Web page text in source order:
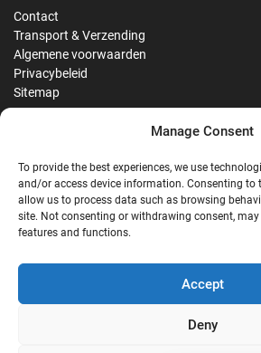
Manage Consent
To provide the best experiences, we use
and/or access device information. Consenting to
allow us to process data such as browsing
site. Not consenting or withdrawing consent,
features and functions.
Accept
Deny
Contact
Transport & Verzending
Algemene voorwaarden
Privacybeleid
Sitemap
G Google Reviews